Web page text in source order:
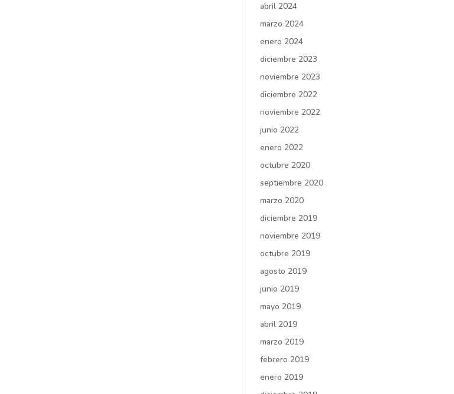
abril 2024
marzo 2024
enero 2024
diciembre 2023
noviembre 2023
diciembre 2022
noviembre 2022
junio 2022
enero 2022
octubre 2020
septiembre 2020
marzo 2020
diciembre 2019
noviembre 2019
octubre 2019
agosto 2019
junio 2019
mayo 2019
abril 2019
marzo 2019
febrero 2019
enero 2019